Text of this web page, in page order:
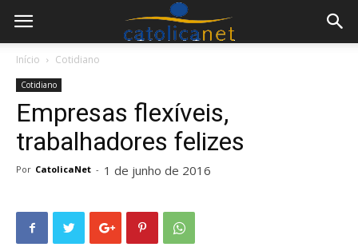
Início Cotidiano
Cotidiano
Empresas flexíveis,
trabalhadores felizes
Por CatolicaNet - 1 de junho de 2016